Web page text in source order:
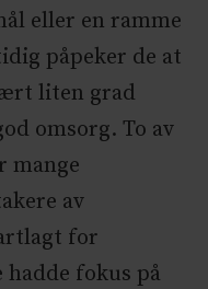
eller en ramme
påpeker de at
liten grad
omsorg. To av
mange
av
for
fokus på